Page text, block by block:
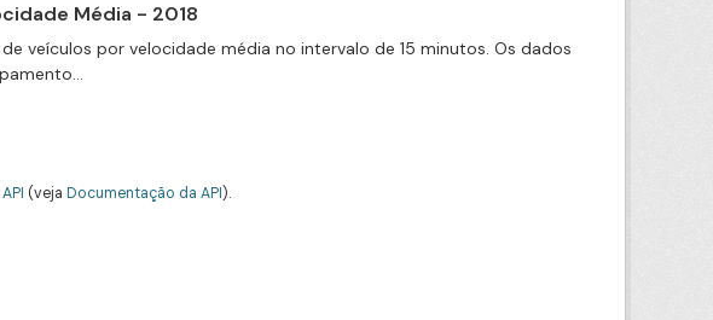
Média - 2018
veículos por velocidade média no intervalo de 15 minutos. Os dados
API (veja Documentação da API).